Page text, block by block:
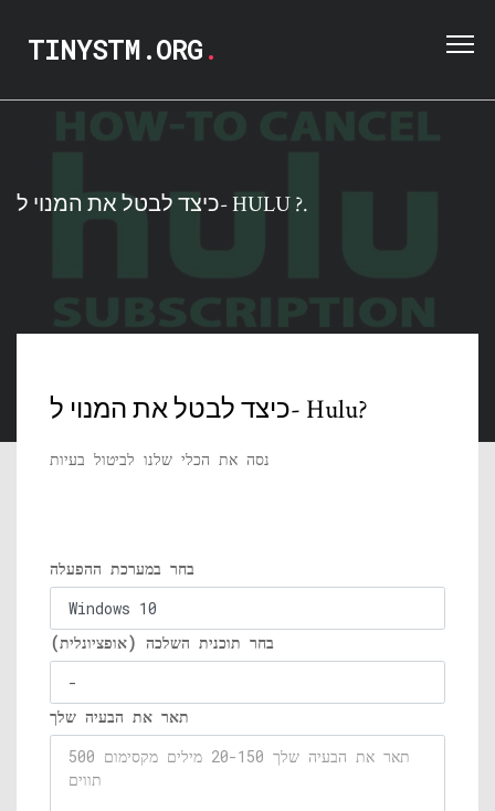
TINYSTM.ORG.
כיצד לבטל את המנוי ל- HULU ?.
כיצד לבטל את המנוי ל- Hulu?
נסה את הכלי שלנו לביטול בעיות
בחר במערכת ההפעלה
בחר תוכנית השלכה (אופציונלית)
תאר את הבעיה שלך